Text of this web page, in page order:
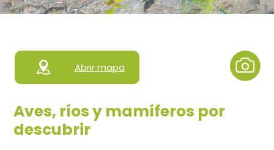
Abrir mapa
Aves, ríos y mamíferos por
descubrir